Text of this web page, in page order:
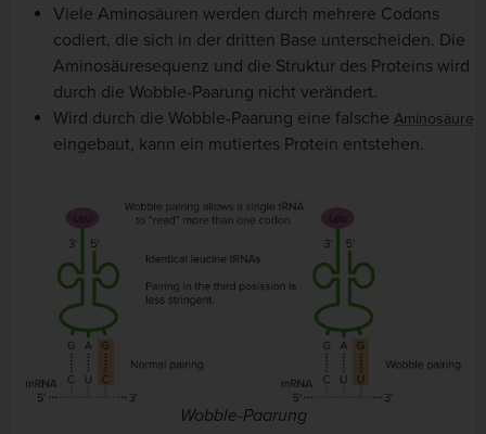
Viele Aminosäuren werden durch mehrere Codons
codiert, die sich in der dritten Base unterscheiden. Die
Aminosäuresequenz und die Struktur des Proteins wird
durch die Wobble-Paarung nicht verändert.
Wird durch die Wobble-Paarung eine falsche Aminosäure
eingebaut, kann ein mutiertes Protein entstehen.
Wobble-Paarung